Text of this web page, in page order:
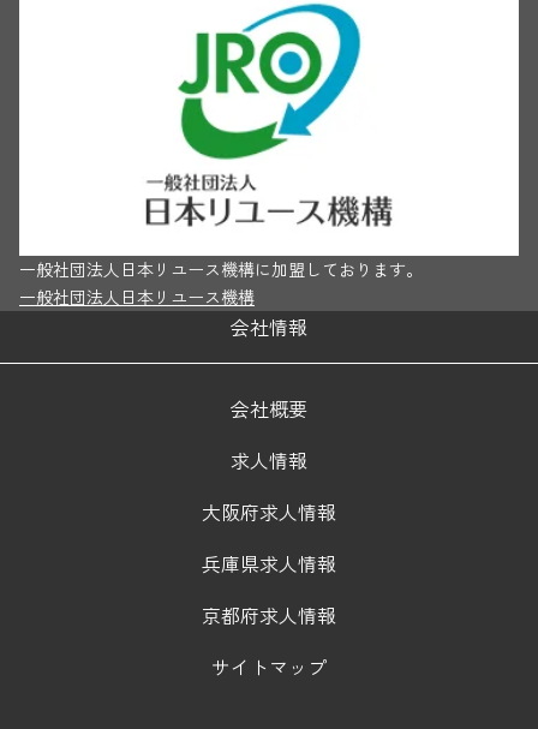
一般社団法人日本リユース機構に加盟しております。
一般社団法人日本リユース機構
会社情報
会社概要
求人情報
大阪府求人情報
兵庫県求人情報
京都府求人情報
サイトマップ